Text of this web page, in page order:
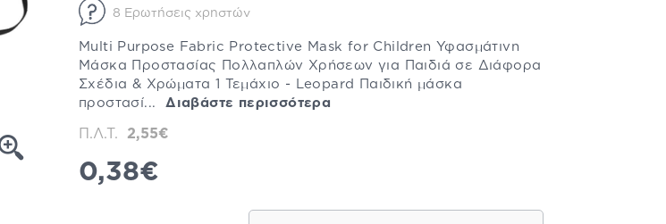
8 Ερωτήσεις χρηστών
Multi Purpose Fabric Protective Mask for Children Υφασμάτινη
Μάσκα Προστασίας Πολλαπλών Χρήσεων για Παιδιά σε Διάφορα
Σχέδια & Χρώματα 1 Τεμάχιο - Leopard Παιδική μάσκα
προστασί...Διαβάστε περισσότερα
Π.Λ.Τ. 2,55€
0,38€